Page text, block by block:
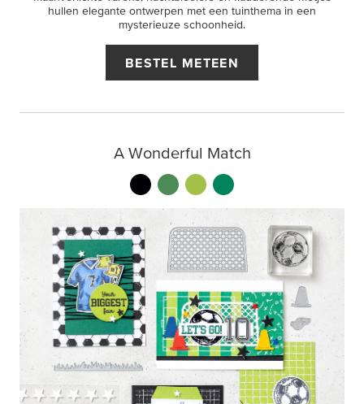
hullen elegante ontwerpen met een tuinthema in een
mysterieuze schoonheid.
BESTEL METEEN
A Wonderful Match